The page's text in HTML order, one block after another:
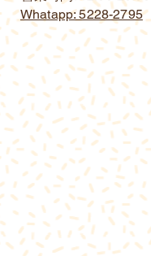
Whatapp: 5228-2795